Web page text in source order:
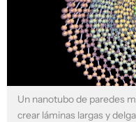
Un nanotubo de paredes
crear láminas largas y